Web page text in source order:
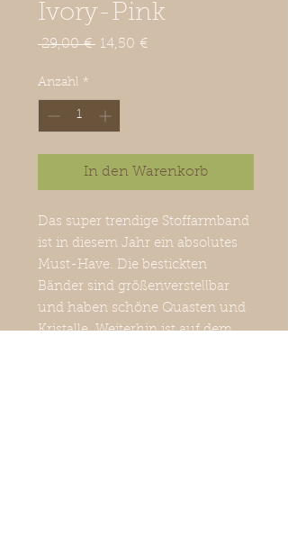
Ivory-Pink
29,00 € Standardpreis
14,50 €Sale-
Anzahl *
In den Warenkorb
Das super trendige Stoffarmband
ist in diesem Jahr ein absolutes
Must-Have. Die bestickten
Bänder sind größenverstellbar
und haben schöne Quasten und
Kristalle. Weiterhin ist auf dem